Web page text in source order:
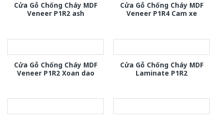
Cửa Gỗ Chống Cháy MDF
Veneer P1R2 ash
Cửa Gỗ Chống Cháy MDF
Veneer P1R4 Cam xe
Cửa Gỗ Chống Cháy MDF
Veneer P1R2 Xoan dao
Cửa Gỗ Chống Cháy MDF
Laminate P1R2